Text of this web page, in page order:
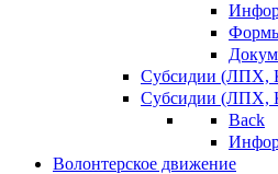
Субсидии (ЛПХ,
Субсидии (ЛПХ,
Back
Волонтерское движение